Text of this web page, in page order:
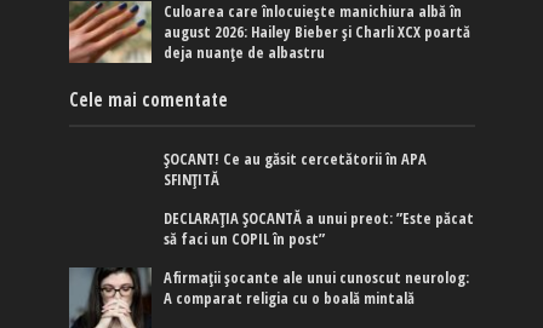
Culoarea care înlocuiește manichiura albă în
august 2026: Hailey Bieber și Charli XCX poartă
deja nuanțe de albastru
Cele mai comentate
ȘOCANT! Ce au găsit cercetătorii în APA
SFINȚITĂ
DECLARAȚIA ȘOCANTĂ a unui preot: ”Este păcat
să faci un COPIL în post”
Afirmaţii şocante ale unui cunoscut neurolog:
A comparat religia cu o boală mintală